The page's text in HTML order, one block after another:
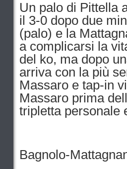
Un palo di Pittella
il 3-0 dopo due
(palo) e la
a complicarsi la
del ko, ma dopo
arriva con la più
Massaro e tap-in
Massaro prima
tripletta personale
Bagnolo-